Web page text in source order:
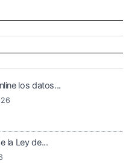
los datos...
la Ley de...